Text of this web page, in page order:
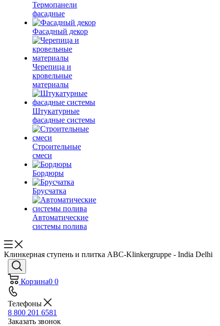
Термопанели
фасадные
Фасадный декор
Черепица и
кровельные
материалы
Штукатурные
фасадные системы
Строительные
смеси
Бордюры
Брусчатка
Автоматические
системы полива
Клинкерная ступень и плитка ABC-Klinkergruppe - India Delhi
Корзина0 0
Телефоны
8 800 201 6581
Заказать звонок